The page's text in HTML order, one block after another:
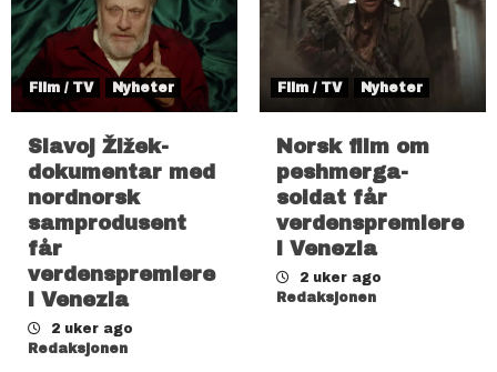
Film / TV Nyheter
Slavoj Žižek-
dokumentar med
nordnorsk
samprodusent
får
verdenspremiere
i Venezia
2 uker ago
Redaksjonen
Film / TV Nyheter
Norsk film om
peshmerga-
soldat får
verdenspremiere
i Venezia
2 uker ago
Redaksjonen